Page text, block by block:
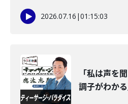
2026.07.16 |01:15:03
「私は声を
調子がわかる